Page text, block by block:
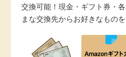
交換可能！現金・ギフト券・
まな交換先からお好きなものを